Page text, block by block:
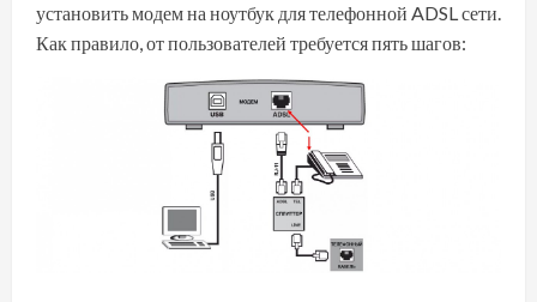
установить модем на ноутбук для телефонной ADSL сети.
Как правило, от пользователей требуется пять шагов: